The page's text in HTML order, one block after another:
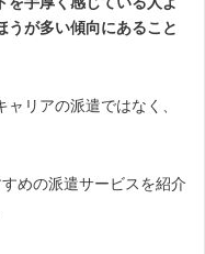
うが多い傾向にあること
リアの派遣ではなく、
すめの派遣サービスを紹介